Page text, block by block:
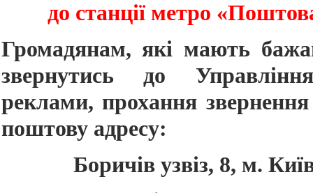
до станції метро
Громадянам, які мають
звернутись до
реклами, прохання
поштову адресу:
Боричів узвіз, 8, м.